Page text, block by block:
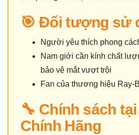
🎯 Đối tượng sử
Người yêu thích phong
Nam giới cần kính chất
bảo vệ mắt vượt trội
Fan của thương hiệu Ray-
🔧 Chính sách
Chính Hãng